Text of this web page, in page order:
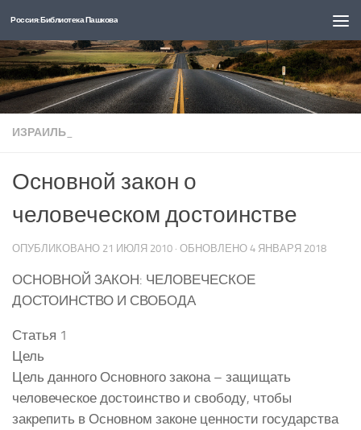
Перейти к содержимому
Россия: Библиотека Пашкова
ИЗРАИЛЬ_
Основной закон о
человеческом достоинстве
ОПУБЛИКОВАНО 21 ИЮЛЯ 2010 · ОБНОВЛЕНО 4 ЯНВАРЯ 2018
ОСНОВНОЙ ЗАКОН: ЧЕЛОВЕЧЕСКОЕ
ДОСТОИНСТВО И СВОБОДА
Статья 1
Цель
Цель данного Основного закона – защищать
человеческое достоинство и свободу, чтобы
закрепить в Основном законе ценности государства